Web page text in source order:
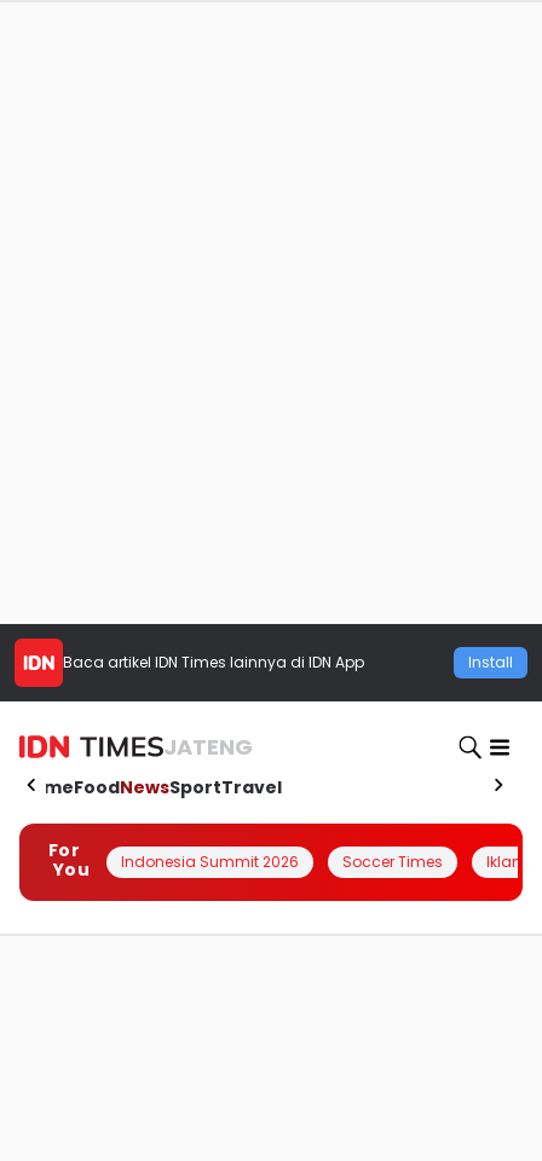
Baca artikel IDN Times lainnya di IDN App Install
JATENG
HomeFoodNewsSportTravel
For
You
Indonesia Summit 2026 Soccer Times Iklanin